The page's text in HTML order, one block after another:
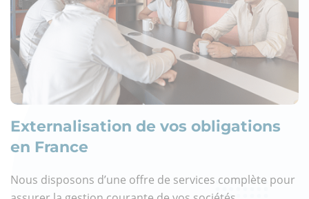
Externalisation de vos obligations
en France
Nous disposons d’une offre de services complète pour